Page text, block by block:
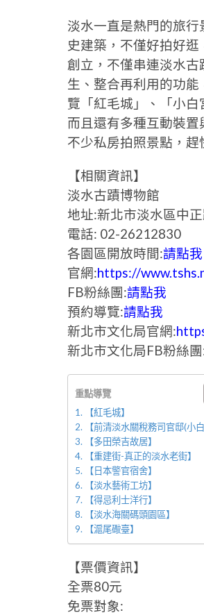
淡水一直是熱門的旅
史建築，不僅好拍好
創立，不僅串連淡水
生、整合再利用的功
覽「紅毛城」、「小白
而且還有多種互動裝
不少私房拍照景點，
【相關資訊】
淡水古蹟博物館
地址:新北市淡水區中
電話: 02-26212830
各園區開放時間:請點我
官網:https://
FB粉絲團:請點我
預約導覽:請點我
新北市文化局官網:
新北市文化局FB粉絲
重點導覽
【紅毛城】
【前清淡水關稅務司官邸(小白
【多田榮吉故居】
【重建街-真正的淡水老街】
【日本警官宿舍】
【淡水藝術工坊】
【得忌利士洋行】
【淡水海關碼頭園區】
【滬尾礮臺】
【票價資訊】
全票80元
免票對象: